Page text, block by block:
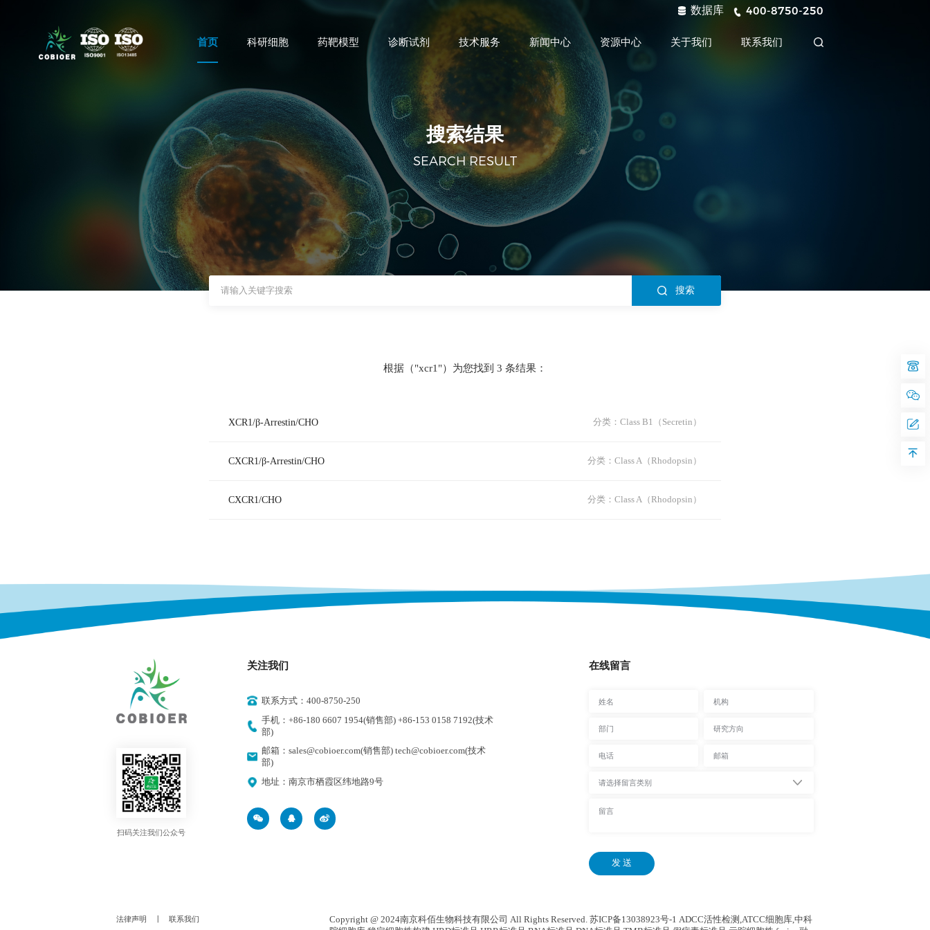
数据库 400-8750-250
首页 科研细胞 药靶模型 诊断试剂 技术服务 新闻中心 资源中心 关于我们 联系我们
搜索结果
SEARCH RESULT
搜索
根据（"xcr1"）为您找到 3 条结果：
XCR1/β-Arrestin/CHO 分类：Class B1（Secretin）
CXCR1/β-Arrestin/CHO 分类：Class A（Rhodopsin）
CXCR1/CHO 分类：Class A（Rhodopsin）
扫码关注我们公众号
关注我们
联系方式：400-8750-250
手机：+86-180 6607 1954(销售部) +86-153 0158 7192(技术
部)
邮箱：sales@cobioer.com(销售部) tech@cobioer.com(技术
部)
地址：南京市栖霞区纬地路9号
在线留言
发 送
法律声明 联系我们 Copyright @ 2024南京科佰生物科技有限公司 All Rights Reserved. 苏ICP备13038923号-1 ADCC活性检测,ATCC细胞库,中科